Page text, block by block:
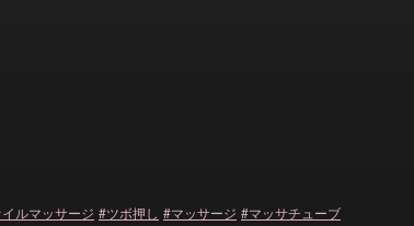
イルマッサージ ツボ押し マッサージ
マッサチューブ